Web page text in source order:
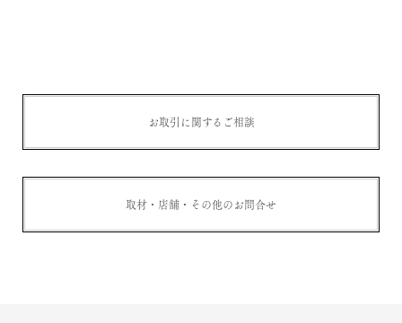
お取引に関するご相談
取材・店舗・その他のお問合せ